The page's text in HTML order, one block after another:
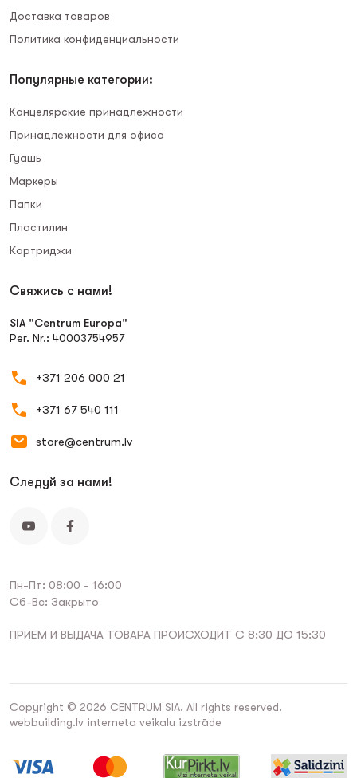
Доставка товаров
Политика конфиденциальности
Популярные категории:
Канцелярские принадлежности
Принадлежности для офиса
Гуашь
Маркеры
Папки
Пластилин
Картриджи
Свяжись с нами!
SIA "Centrum Europa"
Рег. Nr.: 40003754957
+371 206 000 21
+371 67 540 111
store@centrum.lv
Следуй за нами!
Пн-Пт: 08:00 - 16:00
Сб-Вс: Закрыто
ПРИЕМ И ВЫДАЧА ТОВАРА ПРОИСХОДИТ С 8:30 ДО 15:30
Copyright © 2026 CENTRUM SIA. All rights reserved.
webbuilding.lv interneta veikalu izstrāde